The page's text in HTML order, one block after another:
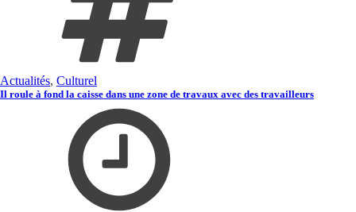
Actualités, Culturel
Il roule à fond la caisse dans une zone de travaux avec des travailleurs